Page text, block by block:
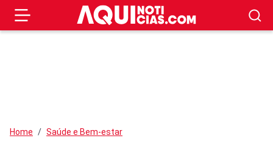
Home Saúde e Bem-estar